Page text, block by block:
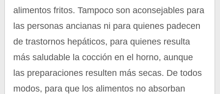
alimentos fritos. Tampoco son aconsejables para
las personas ancianas ni para quienes padecen
de trastornos hepáticos, para quienes resulta
más saludable la cocción en el horno, aunque
las preparaciones resulten más secas. De todos
modos, para que los alimentos no absorban